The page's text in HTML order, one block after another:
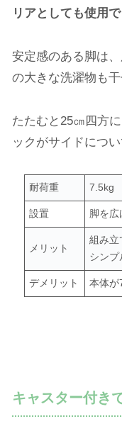
リアとしても使用
安定感のある脚は
の大きな洗濯物も
たたむと25㎝四方
ックがサイドにつ
耐荷重 7.5kg
設置 脚を広
メリット
組み立
シンプ
デメリット 本体が
キャスター付き